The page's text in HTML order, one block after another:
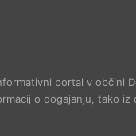
portal v občini
o dogajanju, tako iz